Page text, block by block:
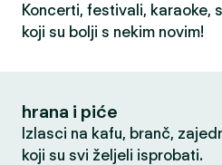
Koncerti, festivali, karaoke,
koji su bolji s nekim novim!
hrana i piće
Izlasci na kafu, branč,
koji su svi željeli isprobati.